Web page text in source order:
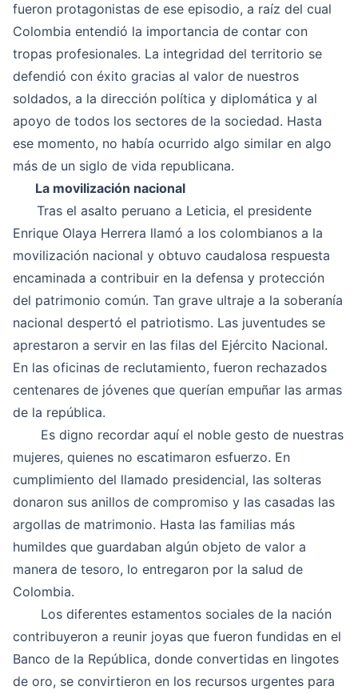
fueron protagonistas de ese episodio, a raíz del cual
Colombia entendió la importancia de contar con
tropas profesionales. La integridad del territorio se
defendió con éxito gracias al valor de nuestros
soldados, a la dirección política y diplomática y al
apoyo de todos los sectores de la sociedad. Hasta
ese momento, no había ocurrido algo similar en algo
más de un siglo de vida republicana.
La movilización nacional
Tras el asalto peruano a Leticia, el presidente
Enrique Olaya Herrera llamó a los colombianos a la
movilización nacional y obtuvo caudalosa respuesta
encaminada a contribuir en la defensa y protección
del patrimonio común. Tan grave ultraje a la soberanía
nacional despertó el patriotismo. Las juventudes se
aprestaron a servir en las filas del Ejército Nacional.
En las oficinas de reclutamiento, fueron rechazados
centenares de jóvenes que querían empuñar las armas
de la república.
Es digno recordar aquí el noble gesto de nuestras
mujeres, quienes no escatimaron esfuerzo. En
cumplimiento del llamado presidencial, las solteras
donaron sus anillos de compromiso y las casadas las
argollas de matrimonio. Hasta las familias más
humildes que guardaban algún objeto de valor a
manera de tesoro, lo entregaron por la salud de
Colombia.
Los diferentes estamentos sociales de la nación
contribuyeron a reunir joyas que fueron fundidas en el
Banco de la República, donde convertidas en lingotes
de oro, se convirtieron en los recursos urgentes para